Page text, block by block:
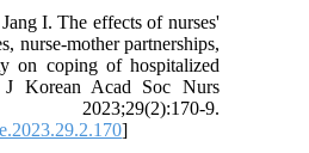
21. Kim Y, Choi A, Jang I. The effects
communication styles, nurse-mother
and mothers' anxiety on coping of
children's mothers. J Korean Acad
Educ.
[DOI:10.5977/jkasne.2023.29.2.170